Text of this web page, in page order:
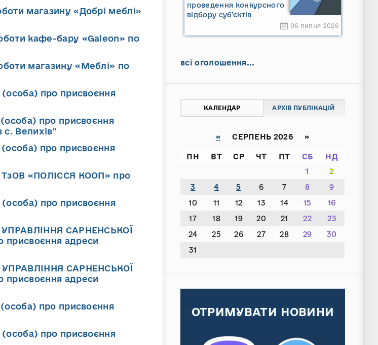
магазину «Добрі меблі»
кафе-бару «Galeon» по
магазину «Меблі» по
про присвоєння
про присвоєння
Велихів"
про присвоєння
ТзОВ «ПОЛІССЯ КООП» про
про присвоєння
УПРАВЛІННЯ САРНЕНСЬКОЇ
адреси
УПРАВЛІННЯ САРНЕНСЬКОЇ
адреси
про присвоєння
про присвоєння
проведення конкурсного
відбору суб’єктів
06 липня 2026
всі оголошення...
КАЛЕНДАР АРХІВ ПУБЛІКАЦІЙ
«СЕРПЕНЬ 2026 »
ПН ВТ СР ЧТ ПТ СБ
НД
1
2
3
4 5 6 7 8
9
10
11 12 13 14 15
16
17
18 19 20 21 22
23
24
25 26 27 28 29
30
31
ОТРИМУВАТИ НОВИНИ